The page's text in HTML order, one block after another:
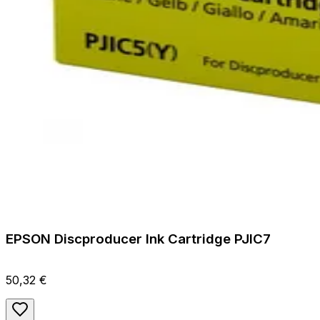
EPSON Discproducer Ink Cartridge PJIC7
50,32 €